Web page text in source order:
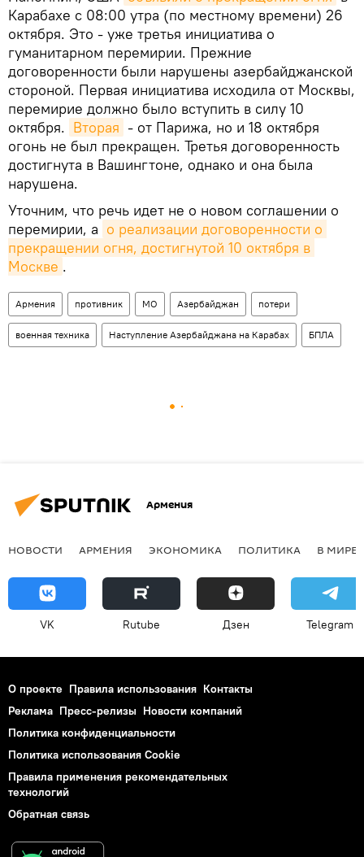
Карабахе с 08:00 утра (по местному времени) 26
октября. Это - уже третья инициатива о
гуманитарном перемирии. Прежние
договоренности были нарушены азербайджанской
стороной. Первая инициатива исходила от Москвы,
перемирие должно было вступить в силу 10
октября. Вторая - от Парижа, но и 18 октября
огонь не был прекращен. Третья договоренность
достигнута в Вашингтоне, однако и она была
нарушена.
Уточним, что речь идет не о новом соглашении о
перемирии, а о реализации договоренности о
прекращении огня, достигнутой 10 октября в
Москве .
Армения противник МО Азербайджан потери
военная техника Наступление Азербайджана на Карабах БПЛА
Армения
НОВОСТИ АРМЕНИЯ ЭКОНОМИКА ПОЛИТИКА В МИРЕ
VK Rutube Дзен Telegram
О проекте Правила использования Контакты
Реклама Пресс-релизы Новости компаний
Политика конфиденциальности
Политика использования Cookie
Правила применения рекомендательных
технологий
Обратная связь